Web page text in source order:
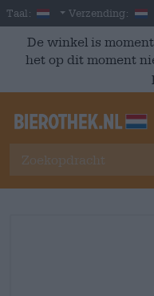
Skip to main content
Taal: Dutch
Verzending:
De winkel is
het op dit moment